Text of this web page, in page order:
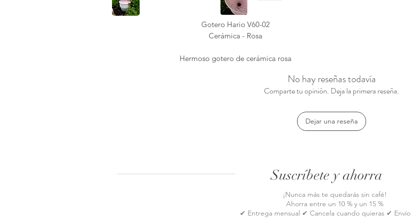
Gotero Hario V60-02
Cerámica - Rosa
Hermoso gotero de cerámica rosa
Prepara hasta 4 tazas de café de filtro para verter
Alcanza estándares profesionales de control de sabor
No hay reseñas todavía
Comparte tu opinión. Deja la primera reseña.
Dejar una reseña
Suscríbete y ahorra
¡Nunca más te quedarás sin café!
Ahorra entre un 10 % y un 15 %
✔ Entrega mensual ✔ Cancela cuando quieras ✔ Envío